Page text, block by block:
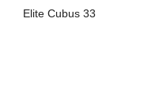
Elite Cubus 33